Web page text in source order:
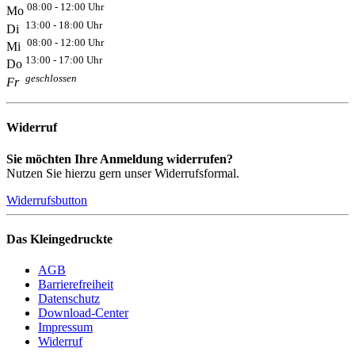
Mo 08:00 - 12:00 Uhr
Di 13:00 - 18:00 Uhr
Mi 08:00 - 12:00 Uhr
Do 13:00 - 17:00 Uhr
Fr geschlossen
Widerruf
Sie möchten Ihre Anmeldung widerrufen?
Nutzen Sie hierzu gern unser Widerrufsformal.
Widerrufsbutton
Das Kleingedruckte
AGB
Barrierefreiheit
Datenschutz
Download-Center
Impressum
Widerruf